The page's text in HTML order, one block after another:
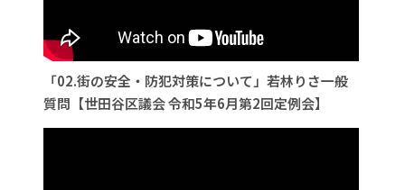
「02.街の安全・防犯対策について」若林りさ一般
質問【世田谷区議会 令和5年6月第2回定例会】